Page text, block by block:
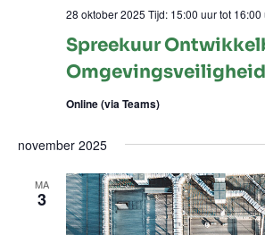
i
Spreekuur
Omgevingsveiligheid
28 oktober 2025 Tijd: 15:00 uurtot 16:00
Online (via Teams)
november 2025
MA
3